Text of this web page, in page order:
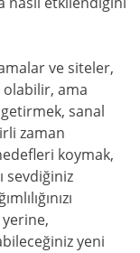
ve siteler,
olabilir, ama
sanal
zaman
koymak,
sevdiğiniz
yeni